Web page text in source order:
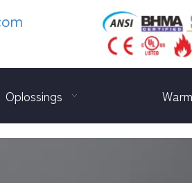
Oplossings